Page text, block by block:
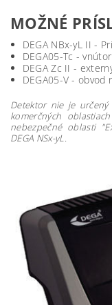
MOŽNÉ
DEGA NBx-yL II -
DEGA05-Tc -
DEGA Zc II -
DEGA05-V - obvod
Detektor nie je
komerčných
nebezpečné oblasti
DEGA NSx-yL.